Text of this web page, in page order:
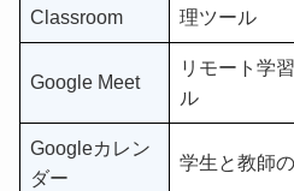
Classroom
理ツール
Google Meet
リモート学
ル
Googleカレン
ダー
学生と教師